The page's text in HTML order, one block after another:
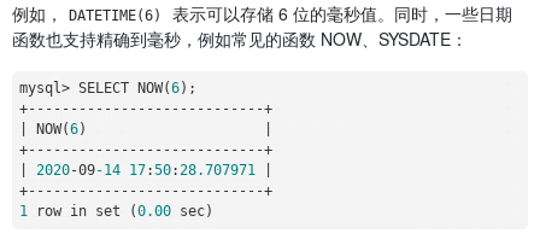
例如，
DATETIME(6)
表示可以存储 6 位的毫秒值。同时，一些日期
函数也支持精确到毫秒，例如常见的函数 NOW、SYSDATE：
mysql> SELECT NOW(6
+- - - - - - - - - - - - - - - - - - - - - - - - - - - -+
NOW(6)
+- - - - - - - - - - - - - - - - - - - - - - - - - - - -+
2020-09-14 17:50:28.707971
+- - - - - - - - - - - - - - - - - - - - - - - - - - - -+
1 row in set (0.00